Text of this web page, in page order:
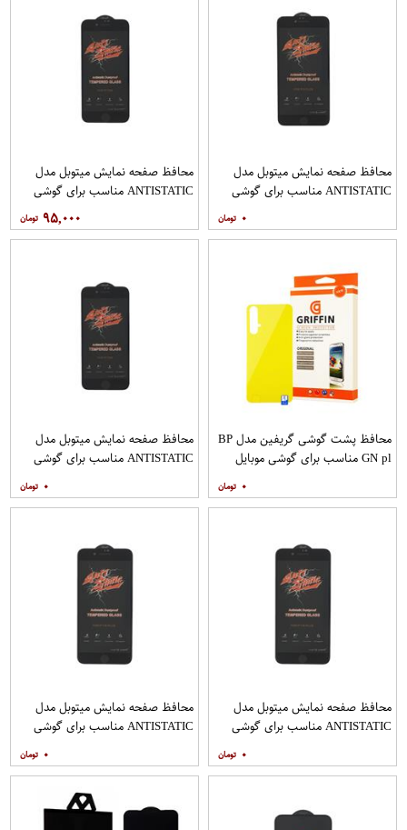
محافظ صفحه نمایش میتوبل مدل
ANTISTATIC مناسب برای گوشی
۰
محافظ صفحه نمایش میتوبل مدل
ANTISTATIC مناسب برای گوشی
۹۵,۰۰۰
محافظ پشت گوشی گریفین مدل BP
GN pl مناسب برای گوشی موبایل
۰
محافظ صفحه نمایش میتوبل مدل
ANTISTATIC مناسب برای گوشی
۰
محافظ صفحه نمایش میتوبل مدل
ANTISTATIC مناسب برای گوشی
۰
محافظ صفحه نمایش میتوبل مدل
ANTISTATIC مناسب برای گوشی
۰